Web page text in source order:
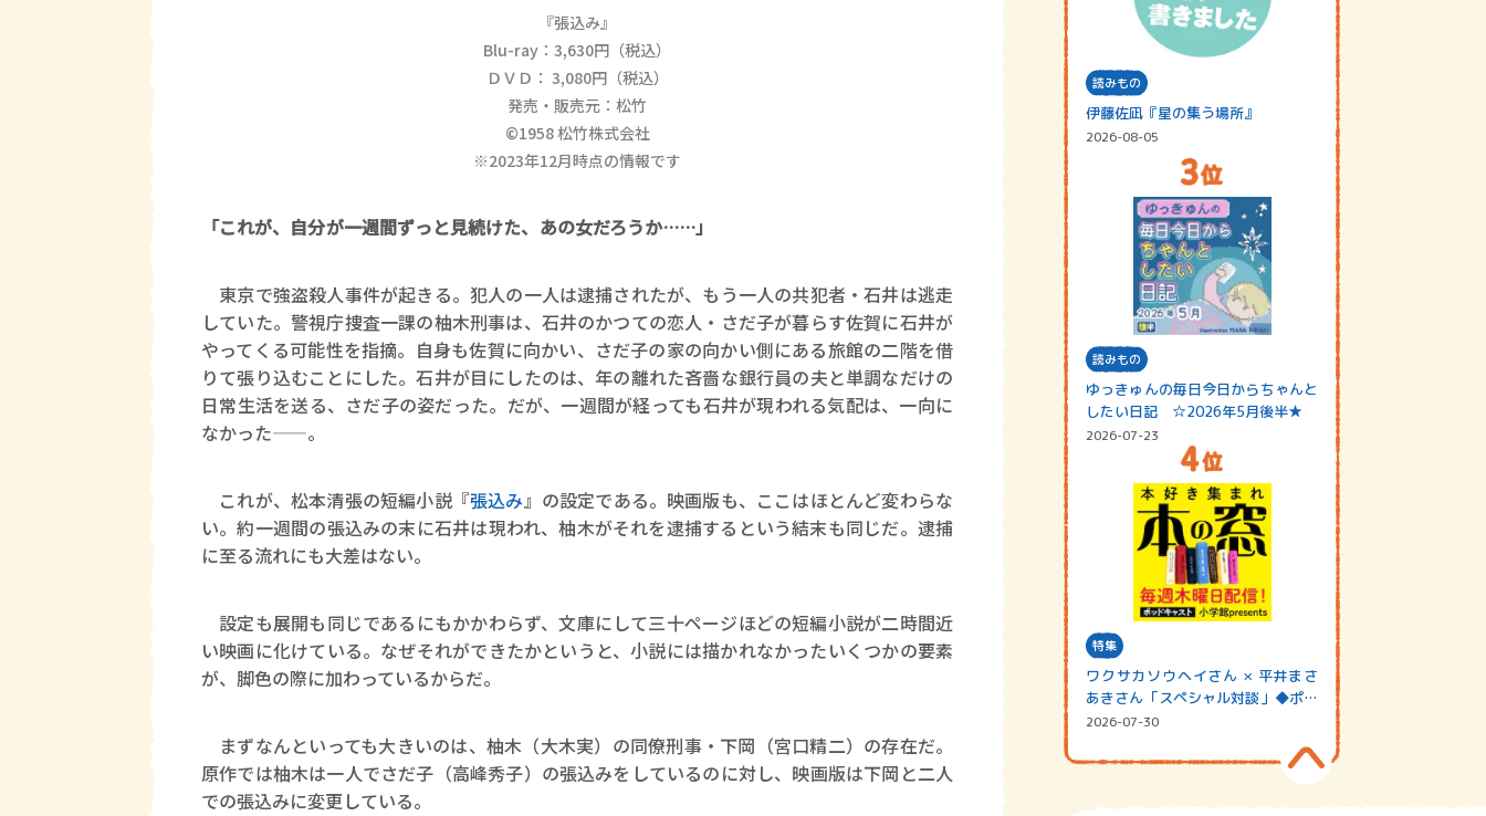
『張込み』
Blu-ray：3,630円（税込）
ＤＶＤ： 3,080円（税込）
発売・販売元：松竹
©1958 松竹株式会社
※2023年12月時点の情報です
「これが、自分が一週間ずっと見続けた、あの女だろうか……」
東京で強盗殺人事件が起きる。犯人の一人は逮捕されたが、もう一人の共犯者・石井は逃走
していた。警視庁捜査一課の柚木刑事は、石井のかつての恋人・さだ子が暮らす佐賀に石井が
やってくる可能性を指摘。自身も佐賀に向かい、さだ子の家の向かい側にある旅館の二階を借
りて張り込むことにした。石井が目にしたのは、年の離れた吝嗇な銀行員の夫と単調なだけの
日常生活を送る、さだ子の姿だった。だが、一週間が経っても石井が現われる気配は、一向に
なかった――。
これが、松本清張の短編小説『張込み』の設定である。映画版も、ここはほとんど変わらな
い。約一週間の張込みの末に石井は現われ、柚木がそれを逮捕するという結末も同じだ。逮捕
に至る流れにも大差はない。
設定も展開も同じであるにもかかわらず、文庫にして三十ページほどの短編小説が二時間近
い映画に化けている。なぜそれができたかというと、小説には描かれなかったいくつかの要素
が、脚色の際に加わっているからだ。
まずなんといっても大きいのは、柚木（大木実）の同僚刑事・下岡（宮口精二）の存在だ。
原作では柚木は一人でさだ子（高峰秀子）の張込みをしているのに対し、映画版は下岡と二人
での張込みに変更している。
読みもの
伊藤佐凪『星の集う場所』
2026-08-05
読みもの
ゆっきゅんの毎日今日からちゃんと
したい日記 ☆2026年5月後半★
2026-07-23
特集
ワクサカソウヘイさん × 平井まさ
あきさん「スペシャル対談」◆ポッ
ドキャスト…
2026-07-30